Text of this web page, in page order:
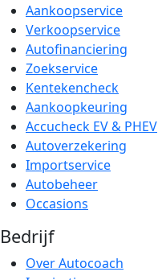
Aankoopservice
Verkoopservice
Autofinanciering
Zoekservice
Kentekencheck
Aankoopkeuring
Accucheck EV & PHEV
Autoverzekering
Importservice
Autobeheer
Occasions
Bedrijf
Over Autocoach